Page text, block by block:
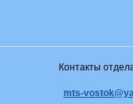
Контакты
mts-